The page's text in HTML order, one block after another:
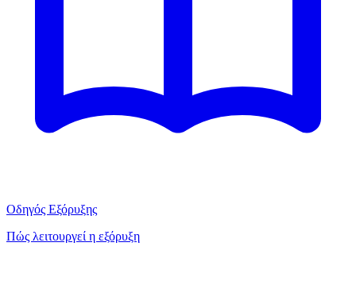
Οδηγός Εξόρυξης
Πώς λειτουργεί η εξόρυξη